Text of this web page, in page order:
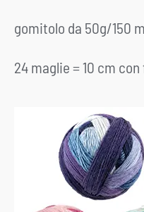
gomitolo da 50g/150 m
24 maglie = 10 cm